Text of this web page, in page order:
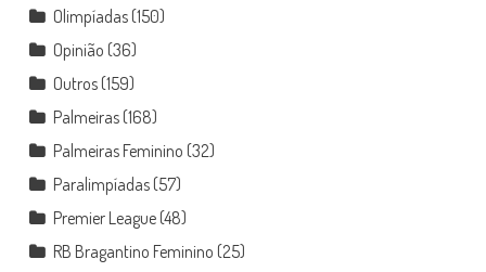
Olimpíadas(150)
Opinião (36)
Outros(159)
Palmeiras(168)
Palmeiras Feminino (32)
Paralimpíadas(57)
Premier League(48)
RB Bragantino Feminino (25)